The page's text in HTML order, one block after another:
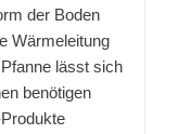
der Boden
Wärmeleitung
lässt sich
benötigen